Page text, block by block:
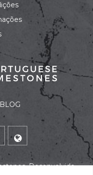
BLOG
. Desenvolvido